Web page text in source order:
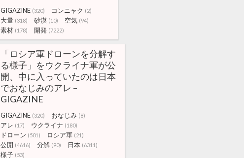
GIGAZINE (320) コンニャク (2)
大量 (318) 砂漠 (10) 空気 (94)
素材 (178) 開発 (7222)
「ロシア軍ドローンを分解す
る様子」をウクライナ軍が公
開、中に入っていたのは日本
でおなじみのアレ –
GIGAZINE
GIGAZINE (320) おなじみ (8)
アレ (17) ウクライナ (180)
ドローン (501) ロシア軍 (21)
公開 (4616) 分解 (90) 日本 (6311)
様子 (53)